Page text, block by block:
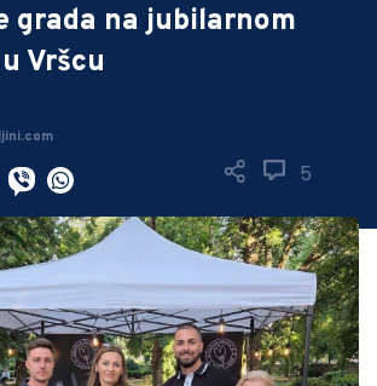
grada na jubilarnom
Vršcu
5